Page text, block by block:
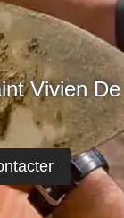
Vivien De